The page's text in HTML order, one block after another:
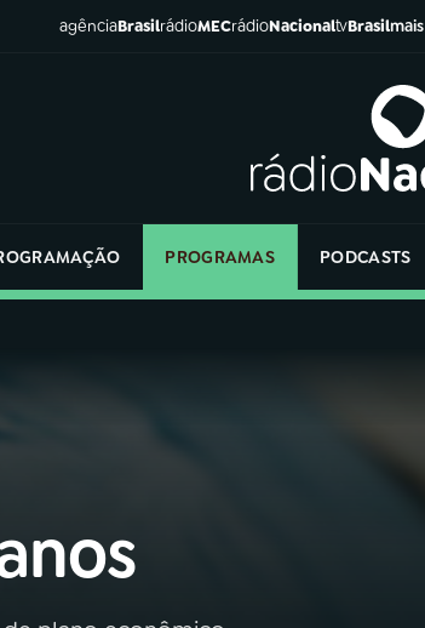
agênciaBrasilrádioMECrádioNacionaltvBrasilmais
PROGRAMAS PODCASTS